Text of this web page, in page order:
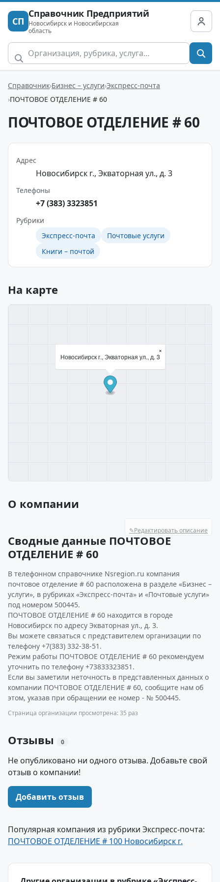
СП
Справочник Предприятий
Новосибирск и Новосибирская
область
Справочник Бизнес – услуги Экспресс-почта
ПОЧТОВОЕ ОТДЕЛЕНИЕ # 60
ПОЧТОВОЕ ОТДЕЛЕНИЕ # 60
Адрес
Новосибирск г., Экваторная ул., д. 3
Телефоны
+7 (383) 3323851
Рубрики
Экспресс-почта
Почтовые услуги
Книги – почтой
На карте
Новосибирск г., Экваторная ул., д. 3
×
О компании
✎Редактировать описание
Сводные данные ПОЧТОВОЕ
ОТДЕЛЕНИЕ # 60
В телефонном справочнике Nsregion.ru компания
почтовое отделение # 60 расположена в разделе «Бизнес –
услуги», в рубриках «Экспресс-почта» и «Почтовые услуги»
под номером 500445.
ПОЧТОВОЕ ОТДЕЛЕНИЕ # 60 находится в городе
Новосибирск по адресу Экваторная ул., д. 3.
Вы можете связаться с представителем организации по
телефону +7(383) 332-38-51.
Режим работы ПОЧТОВОЕ ОТДЕЛЕНИЕ # 60 рекомендуем
уточнить по телефону +73833323851.
Если вы заметили неточность в представленных данных о
компании ПОЧТОВОЕ ОТДЕЛЕНИЕ # 60, сообщите нам об
этом, указав при обращении ее номер - № 500445.
Страница организации просмотрена: 35 раз
Отзывы 0
Не опубликовано ни одного отзыва. Добавьте свой
отзыв о компании!
Добавить отзыв
Популярная компания из рубрики Экспресс-почта:
ПОЧТОВОЕ ОТДЕЛЕНИЕ # 100 Новосибирск г.